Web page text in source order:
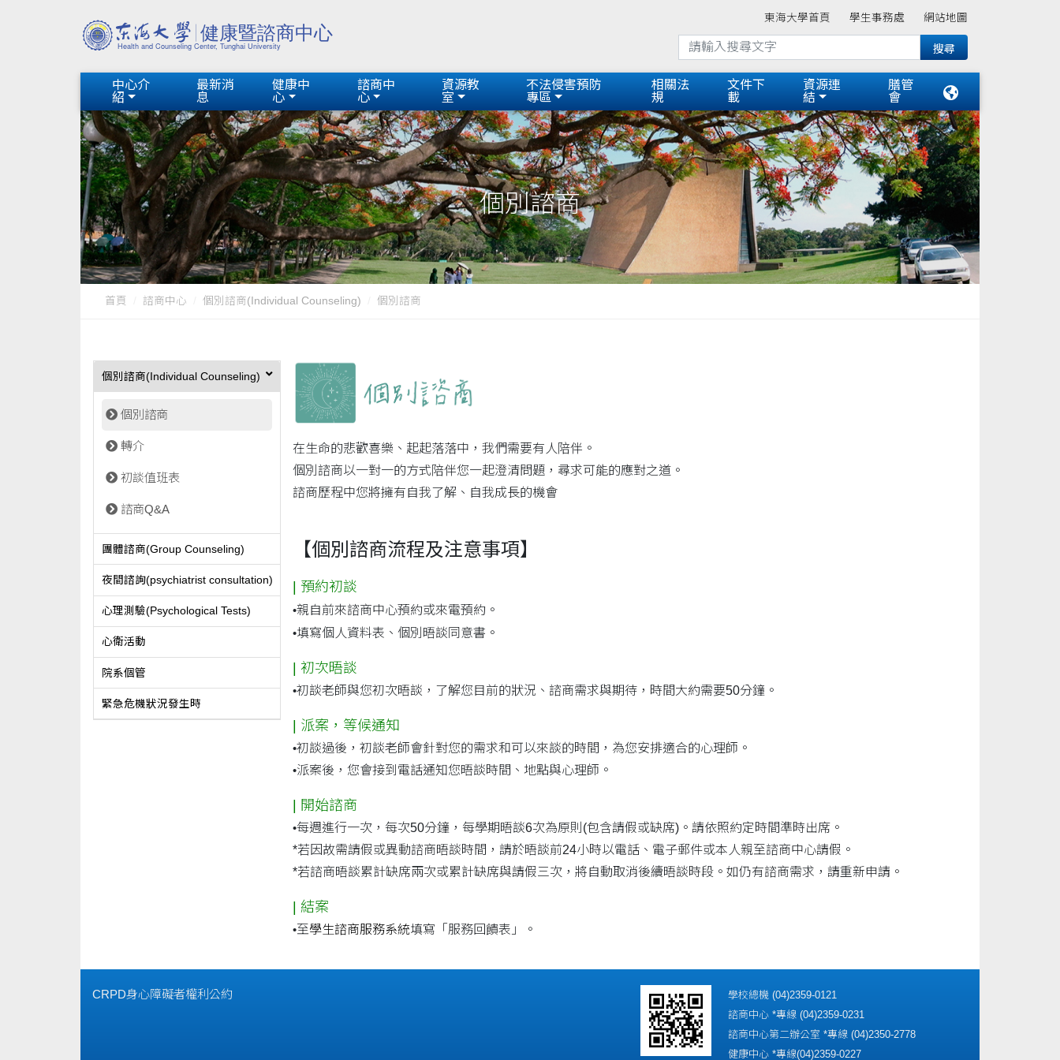
東海大學首頁 學生事務處 網站地圖
中心介
紹
最新消
息
健康中
心
諮商中
心
資源教
室
不法侵害預防
專區
相關法
規
文件下
載
資源連
結
膳管
會
個別諮商
首頁 諮商中心 個別諮商(Individual Counseling) 個別諮商
個別諮商(Individual Counseling)
個別諮商
轉介
初談值班表
諮商Q&A
團體諮商(Group Counseling)
夜間諮詢(psychiatrist consultation)
心理測驗(Psychological Tests)
心衛活動
院系個管
緊急危機狀況發生時
在生命的悲歡喜樂、起起落落中，我們需要有人陪伴。
個別諮商以一對一的方式陪伴您一起澄清問題，尋求可能的應對之道。
諮商歷程中您將擁有自我了解、自我成長的機會
【個別諮商流程及注意事項】
預約初談
•親自前來諮商中心預約或來電預約。
•填寫個人資料表、個別晤談同意書。
初次晤談
•初談老師與您初次晤談，了解您目前的狀況、諮商需求與期待，時間大約需要50分鐘。
派案，等候通知
•初談過後，初談老師會針對您的需求和可以來談的時間，為您安排適合的心理師。
•派案後，您會接到電話通知您晤談時間、地點與心理師。
開始諮商
•每週進行一次，每次50分鐘，每學期晤談6次為原則(包含請假或缺席)。請依照約定時間準時出席。
*若因故需請假或異動諮商晤談時間，請於晤談前24小時以電話、電子郵件或本人親至諮商中心請假。
*若諮商晤談累計缺席兩次或累計缺席與請假三次，將自動取消後續晤談時段。如仍有諮商需求，請重新申請。
結案
•至學生諮商服務系統填寫「服務回饋表」。
CRPD身心障礙者權利公約
學校總機 (04)2359-0121
諮商中心 *專線 (04)2359-0231
諮商中心第二辦公室 *專線 (04)2350-2778
健康中心 *專線(04)2359-0227